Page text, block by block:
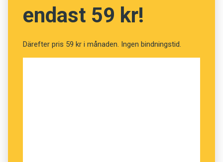
endast 59 kr!
Därefter pris 59 kr i månaden. Ingen bindningstid.